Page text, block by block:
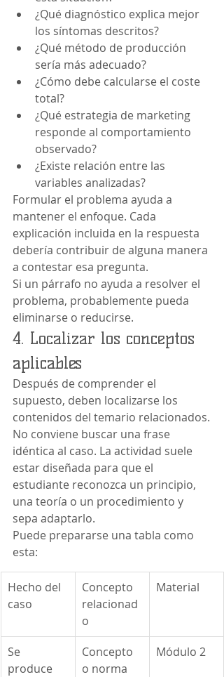
¿Qué diagnóstico explica mejor
los síntomas descritos?
¿Qué método de producción
sería más adecuado?
¿Cómo debe calcularse el coste
total?
¿Qué estrategia de marketing
responde al comportamiento
observado?
¿Existe relación entre las
variables analizadas?
Formular el problema ayuda a
mantener el enfoque. Cada
explicación incluida en la respuesta
debería contribuir de alguna manera
a contestar esa pregunta.
Si un párrafo no ayuda a resolver el
problema, probablemente pueda
eliminarse o reducirse.
4. Localizar los conceptos
aplicables
Después de comprender el
supuesto, deben localizarse los
contenidos del temario relacionados.
No conviene buscar una frase
idéntica al caso. La actividad suele
estar diseñada para que el
estudiante reconozca un principio,
una teoría o un procedimiento y
sepa adaptarlo.
Puede prepararse una tabla como
esta:
Hecho del
caso
Concepto
relacionad
o
Material
Se
produce
Concepto
o norma
Módulo 2